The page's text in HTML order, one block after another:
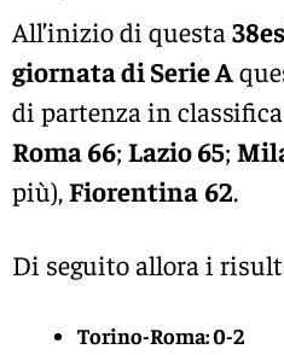
All’inizio di questa
giornata di Serie A
di partenza in
Roma 66; Lazio 65;
più),Fiorentina 62.
Di seguito allora i
Torino-Roma: 0-2